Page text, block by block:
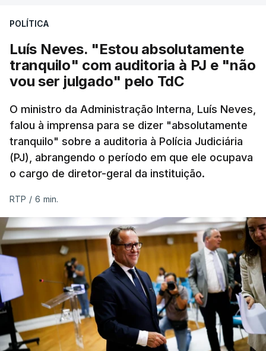
apreendido numa operação de droga.
POLÍTICA
Luís Neves. "Estou absolutamente
tranquilo" com auditoria à PJ e "não
vou ser julgado" pelo TdC
O ministro da Administração Interna, Luís Neves,
falou à imprensa para se dizer "absolutamente
tranquilo" sobre a auditoria à Polícia Judiciária
(PJ), abrangendo o período em que ele ocupava
o cargo de diretor-geral da instituição.
RTP / 6 min.